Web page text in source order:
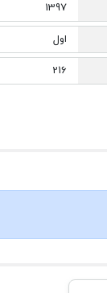
1397
اول
216